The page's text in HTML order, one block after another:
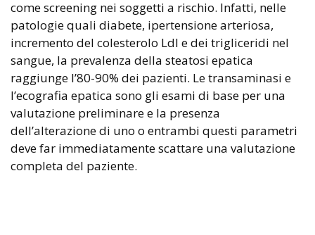
come screening nei soggetti a rischio. Infatti, nelle
patologie quali diabete, ipertensione arteriosa,
incremento del colesterolo Ldl e dei trigliceridi nel
sangue, la prevalenza della steatosi epatica
raggiunge l’80-90% dei pazienti. Le transaminasi e
l’ecografia epatica sono gli esami di base per una
valutazione preliminare e la presenza
dell’alterazione di uno o entrambi questi parametri
deve far immediatamente scattare una valutazione
completa del paziente.